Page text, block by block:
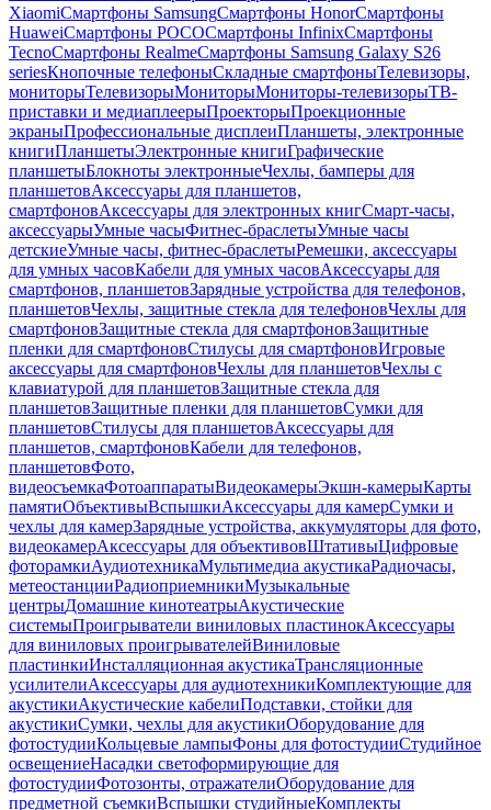
XiaomiСмартфоны SamsungСмартфоны HonorСмартфоны
HuaweiСмартфоны POCOСмартфоны InfinixСмартфоны
TecnoСмартфоны RealmeСмартфоны Samsung Galaxy S26
seriesКнопочные телефоныСкладные смартфоныТелевизоры,
мониторыТелевизорыМониторыМониторы-телевизорыТВ-
приставки и медиаплеерыПроекторыПроекционные
экраныПрофессиональные дисплеиПланшеты, электронные
книгиПланшетыЭлектронные книгиГрафические
планшетыБлокноты электронныеЧехлы, бамперы для
планшетовАксессуары для планшетов,
смартфоновАксессуары для электронных книгСмарт-часы,
аксессуарыУмные часыФитнес-браслетыУмные часы
детскиеУмные часы, фитнес-браслетыРемешки, аксессуары
для умных часовКабели для умных часовАксессуары для
смартфонов, планшетовЗарядные устройства для телефонов,
планшетовЧехлы, защитные стекла для телефоновЧехлы для
смартфоновЗащитные стекла для смартфоновЗащитные
пленки для смартфоновСтилусы для смартфоновИгровые
аксессуары для смартфоновЧехлы для планшетовЧехлы с
клавиатурой для планшетовЗащитные стекла для
планшетовЗащитные пленки для планшетовСумки для
планшетовСтилусы для планшетовАксессуары для
планшетов, смартфоновКабели для телефонов,
планшетовФото,
видеосъемкаФотоаппаратыВидеокамерыЭкшн-камерыКарты
памятиОбъективыВспышкиАксессуары для камерСумки и
чехлы для камерЗарядные устройства, аккумуляторы для фото,
видеокамерАксессуары для объективовШтативыЦифровые
фоторамкиАудиотехникаМультимедиа акустикаРадиочасы,
метеостанцииРадиоприемникиМузыкальные
центрыДомашние кинотеатрыАкустические
системыПроигрыватели виниловых пластинокАксессуары
для виниловых проигрывателейВиниловые
пластинкиИнсталляционная акустикаТрансляционные
усилителиАксессуары для аудиотехникиКомплектующие для
акустикиАкустические кабелиПодставки, стойки для
акустикиСумки, чехлы для акустикиОборудование для
фотостудииКольцевые лампыФоны для фотостудииСтудийное
освещениеНасадки светоформирующие для
фотостудииФотозонты, отражателиОборудование для
предметной съемкиВспышки студийныеКомплекты